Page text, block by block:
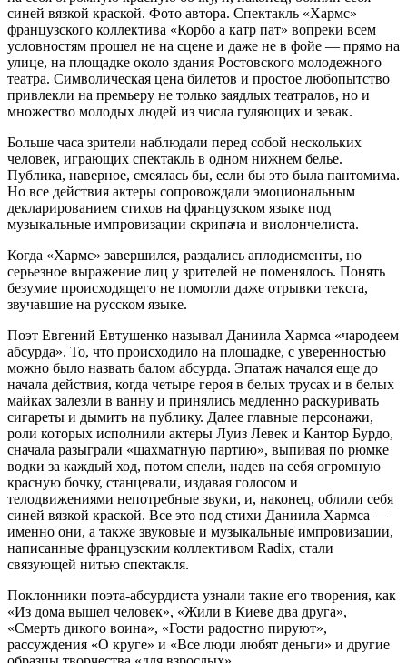
синей вязкой краской. Фото автора. Спектакль «Хармс»
французского коллектива «Корбо а катр пат» вопреки всем
условностям прошел не на сцене и даже не в фойе — прямо на
улице, на площадке около здания Ростовского молодежного
театра. Символическая цена билетов и простое любопытство
привлекли на премьеру не только заядлых театралов, но и
множество молодых людей из числа гуляющих и зевак.
Больше часа зрители наблюдали перед собой нескольких
человек, играющих спектакль в одном нижнем белье.
Публика, наверное, смеялась бы, если бы это была пантомима.
Но все действия актеры сопровождали эмоциональным
декларированием стихов на французском языке под
музыкальные импровизации скрипача и виолончелиста.
Когда «Хармс» завершился, раздались аплодисменты, но
серьезное выражение лиц у зрителей не поменялось. Понять
безумие происходящего не помогли даже отрывки текста,
звучавшие на русском языке.
Поэт Евгений Евтушенко называл Даниила Хармса «чародеем
абсурда». То, что происходило на площадке, с уверенностью
можно было назвать балом абсурда. Эпатаж начался еще до
начала действия, когда четыре героя в белых трусах и в белых
майках за­лезли в ванну и принялись медленно раскуривать
сигареты и дымить на публику. Далее главные персонажи,
роли которых исполнили актеры Луиз Левек и Кантор Бурдо,
сначала разыграли «шахматную партию», выпивая по рюмке
водки за каждый ход, потом спели, надев на себя ог­ромную
красную бочку, станцевали, издавая голосом и
телодвижениями непотребные звуки, и, наконец, облили себя
синей вязкой краской. Все это под стихи Даниила Хармса —
именно они, а также звуковые и музыкальные импровизации,
написанные французским коллективом Radix, стали
связующей нитью спектакля.
Поклонники поэта-абсурдиста узнали такие его творения, как
«Из дома вышел человек», «Жили в Киеве два друга»,
«Смерть дикого воина», «Гости радостно пируют»,
рассуждения «О круге» и «Все люди любят деньги» и другие